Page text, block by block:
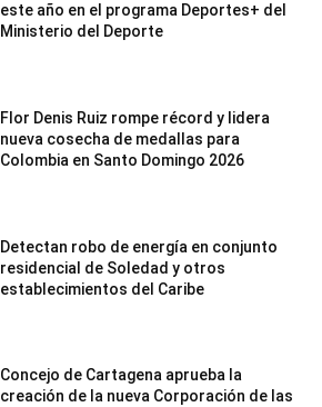
este año en el programa Deportes+ del
Ministerio del Deporte
Flor Denis Ruiz rompe récord y lidera
nueva cosecha de medallas para
Colombia en Santo Domingo 2026
Detectan robo de energía en conjunto
residencial de Soledad y otros
establecimientos del Caribe
Concejo de Cartagena aprueba la
creación de la nueva Corporación de las